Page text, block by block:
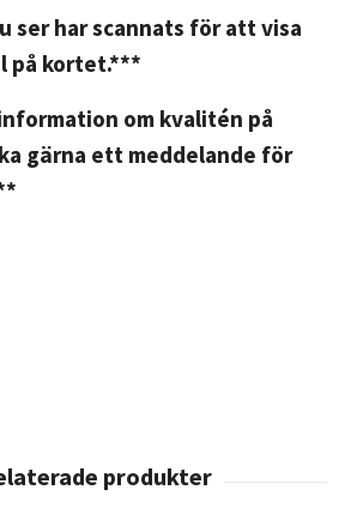
ser har scannats för att visa
på kortet.***
om kvalitén på
gärna ett meddelande för